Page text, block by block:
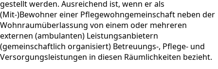
gestellt werden. Ausreichend ist, wenn er als
(Mit-)Bewohner einer Pflegewohngemeinschaft neben der
Wohnraumüberlassung von einem oder mehreren
externen (ambulanten) Leistungsanbietern
(gemeinschaftlich organisiert) Betreuungs-, Pflege- und
Versorgungsleistungen in diesen Räumlichkeiten bezieht.